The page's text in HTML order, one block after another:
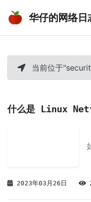
华仔的网络日
当前位于
什么是 Linux
2023年03月26日